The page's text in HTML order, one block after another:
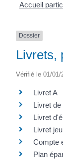
Accueil
Dossier
Livrets,
Vérifié le 01/01/
Livret A
Livret
Livret
Livret
Compte
Plan